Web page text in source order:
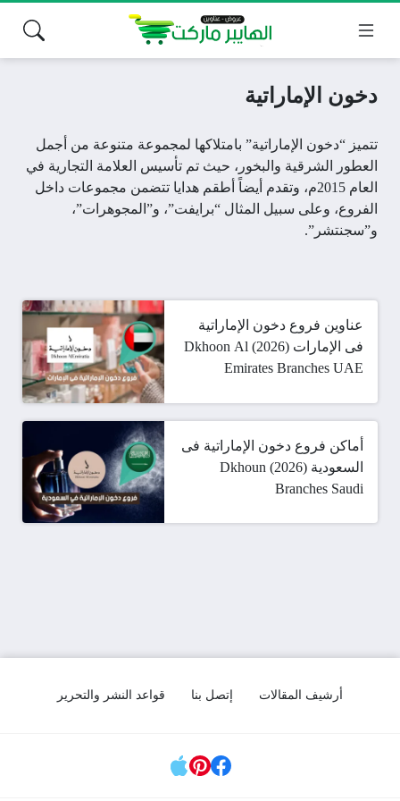
دخون الإماراتية
تتميز “دخون الإماراتية” بامتلاكها لمجموعة متنوعة من أجمل
العطور الشرقية والبخور، حيث تم تأسيس العلامة التجارية في
العام 2015م، وتقدم أيضاً أطقم هدايا تتضمن مجموعات داخل
الفروع، وعلى سبيل المثال “برايفت”، و”المجوهرات”،
و”سجنتشر”.
عناوين فروع دخون الإماراتية
فى الإمارات (2026) Dkhoon Al
Emirates Branches UAE
أماكن فروع دخون الإماراتية فى
السعودية (2026) Dkhoun
Branches Saudi
أرشيف المقالات إتصل بنا قواعد النشر والتحرير
مواقع التواصل